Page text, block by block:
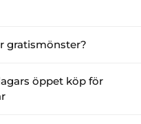
gratismönster?
öppet köp för